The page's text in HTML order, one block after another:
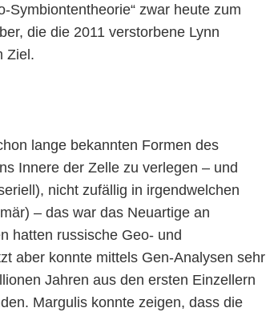
Symbiontentheorie“ zwar heute zum
die die 2011 verstorbene Lynn
Ziel.
lange bekannten Formen des
Innere der Zelle zu verlegen – und
nicht zufällig in irgendwelchen
– das war das Neuartige an
hatten russische Geo- und
aber konnte mittels Gen-Analysen sehr
Jahren aus den ersten Einzellern
Margulis konnte zeigen, dass die